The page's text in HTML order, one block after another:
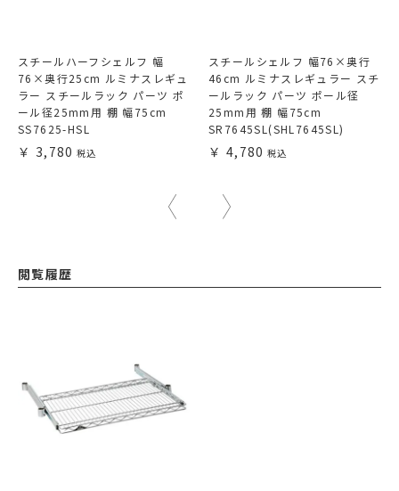
スチールハーフシェルフ 幅
76×奥行25cm ルミナスレギュ
ラー スチールラック パーツ ポ
ール径25mm用 棚 幅75cm
SS7625-HSL
3,780
スチールシェルフ 幅76×奥行
46cm ルミナスレギュラー スチ
ールラック パーツ ポール径
25mm用 棚 幅75cm
SR7645SL(SHL7645SL)
4,780
閲覧履歴